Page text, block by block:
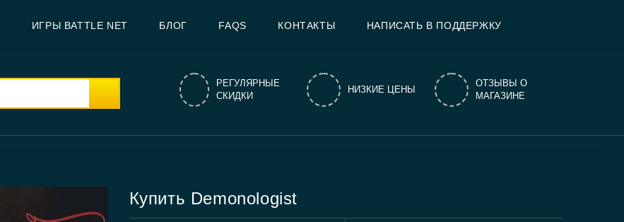
ИГРЫ BATTLE NET БЛОГ FAQS КОНТАКТЫ НАПИСАТЬ В ПОДДЕРЖКУ
РЕГУЛЯРНЫЕ
СКИДКИ
НИЗКИЕ ЦЕНЫ
ОТЗЫВЫ О
МАГАЗИНЕ
Купить Demonologist